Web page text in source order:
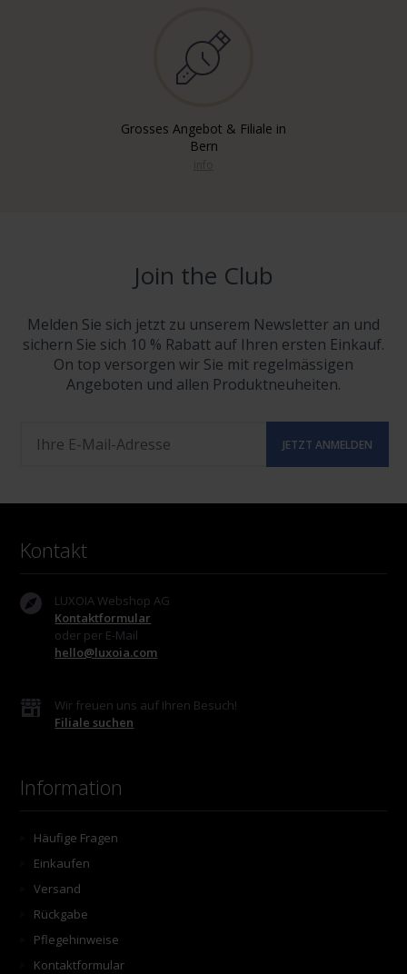
Grosses Angebot & Filiale in
Bern
Join the Club
Melden Sie sich jetzt zu unserem Newsletter an und
sichern Sie sich 10 % Rabatt auf Ihren ersten Einkauf.
On top versorgen wir Sie mit regelmässigen
Angeboten und allen Produktneuheiten.
Kontakt
LUXOIA Webshop AG
Kontaktformular
oder per E-Mail
hello@luxoia.com
Wir freuen uns auf Ihren Besuch!
Filiale suchen
Information
Häufige Fragen
Einkaufen
Versand
Rückgabe
Pflegehinweise
Kontaktformular